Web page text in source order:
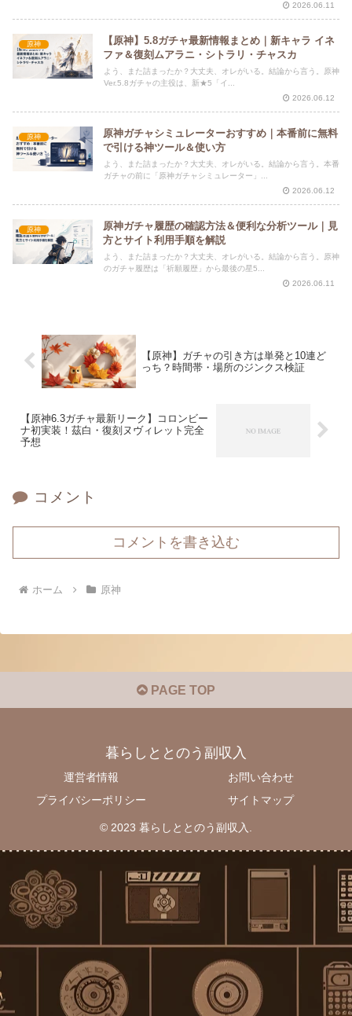
2026.06.11
原神
【原神】5.8ガチャ最新情報まとめ｜新キャラ イネ
ファ＆復刻ムアラニ・シトラリ・チャスカ
よう、また詰まったか？大丈夫、オレがいる。結論から言う。原神
Ver.5.8ガチャの主役は、新★5「イ...
2026.06.12
原神
原神ガチャシミュレーターおすすめ｜本番前に無料
で引ける神ツール＆使い方
よう、また詰まったか？大丈夫、オレがいる。結論から言う。本番
ガチャの前に「原神ガチャシミュレーター」...
2026.06.12
原神
原神ガチャ履歴の確認方法＆便利な分析ツール｜見
方とサイト利用手順を解説
よう、また詰まったか？大丈夫、オレがいる。結論から言う。原神
のガチャ履歴は「祈願履歴」から最後の星5...
2026.06.11
【原神】ガチャの引き方は単発と10連ど
っち？時間帯・場所のジンクス検証
【原神6.3ガチャ最新リーク】コロンビー
ナ初実装！茲白・復刻ヌヴィレット完全
予想
コメント
コメントを書き込む
ホーム 原神
PAGE TOP
暮らしととのう副収入
運営者情報
お問い合わせ
プライバシーポリシー
サイトマップ
© 2023 暮らしととのう副収入.